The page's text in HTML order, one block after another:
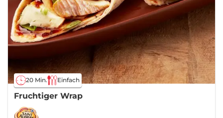
20 Min. Einfach
Fruchtiger Wrap